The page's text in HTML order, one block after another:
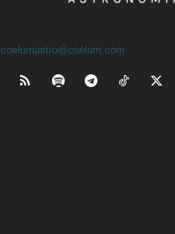
coelumastro@coelum.com